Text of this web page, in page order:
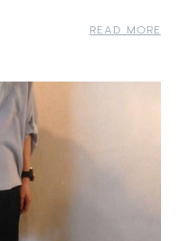
READ MORE